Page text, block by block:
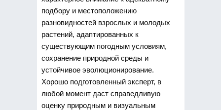
подбору и местоположению
разновидностей взрослых и молодых
растений, адаптированных к
существующим погодным условиям,
сохранение природной среды и
устойчивое эволюционирование.
Хорошо подготовленный эксперт, в
любой момент даст справедливую
оценку природным и визуальным